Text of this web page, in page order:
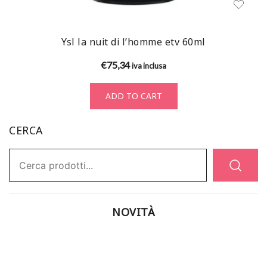
Ysl la nuit di l’homme etv 60ml
€75,34iva inclusa
ADD TO CART
CERCA
NOVITÀ